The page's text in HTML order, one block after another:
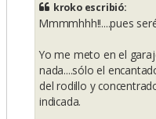
kroko escribió:
Mmmmhhh!!....pues
Yo me meto en el
nada....sólo el
del rodillo y
indicada.